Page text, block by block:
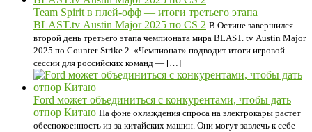
Team Spirit в плей-офф — итоги третьего этапа
BLAST.tv Austin Major 2025 по СS 2 В Остине завершился
второй день третьего этапа чемпионата мира BLAST. tv Austin Major
2025 по Сounter-Strike 2. «Чемпионат» подводит итоги игровой
сессии для российских команд — […]
Ford может объединиться с конкурентами, чтобы дать
отпор Китаю На фоне охлаждения спроса на электрокары растет
обеспокоенность из-за китайских машин. Они могут завлечь к себе